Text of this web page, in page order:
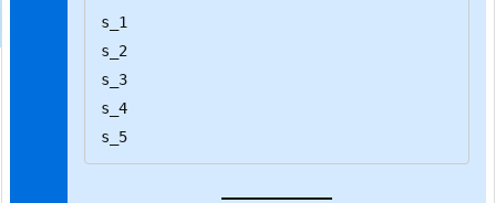
s_1
s_2
s_3
s_4
s_5